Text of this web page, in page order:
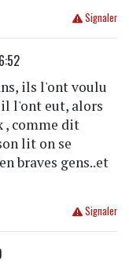
Signaler
ils l'ont voulu
l'ont eut, alors
, comme dit
lit on se
braves gens..et
Signaler